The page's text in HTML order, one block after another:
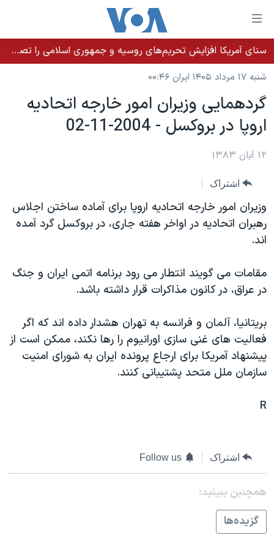
لینکهای
قابل
دسترسی
جهش
محتوای
اصلی
جهش
به
اصلی
جهش
به
جستجو
خانه
نسخه سبک وب‌سایت
موضوع ها
ایران
آمریکا
گزیده‌ها
فرهنگ و زندگی
اقتصادی
علم و فناوری
اسرائیل در جنگ
برنامه های تلویزیونی
جدول برنامه ها
صفحه‌های ویژه
عملیات خشم حماسی
مستندها
حمله جمهوری اسلامی به اسرائیل
رمز مهسا
ورزش زنان در ایران
دادگاه حمید نوری
اعتراضات مردمی آبان ۹۸
پخش رادیویی
دنبال کنید
زبانهای مختلف
سنای آمریکا افزایش تحریم‌های روسیه و جمهوری اسلامی را تصویب کرد؛ زلنسکی از این اقدام تشکر کرد
شنبه ۱۷ مرداد ۱۴۰۵ ایران ۰۰:۴۶
گردهمايی وزيران امور خارجه اتحاديه
اروپا در بروکسل - 2004-11-02
۱۲ آبان ۱۳۸۳
اشتراک
وزيران امور خارجه اتحاديه اروپا برای آماده ساختن اجلاس
رهبران اتحاديه در اواخر هفته جاری، در بروکسل گرد آمده
اند.
مقامات می گويند انتطار می رود برنامه اتمی ايران و جنگ
در عراق، در کانون مذاکرات قرار داشته باشد.
بريتانيا، آلمان و فرانسه به تهران هشدار داده اند که اگر
فعاليت های غنی سازی اورانيوم را رها نکند، ممکن است از
پيشنهاد آمريکا برای ارجاع پرونده ايران به شورای امنيت
سازمان ملل متحد پشتيبانی کنند.
R
اشتراک Follow us
همچنبن ببینید:
گزيده‌ها